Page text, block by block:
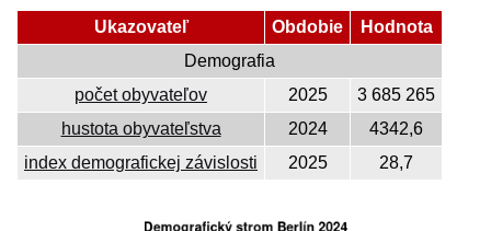
Ukazovateľ Obdobie
Hodnota
Demografia
počet obyvateľov
2025
3 685 265
hustota obyvateľstva
2024
4342,6
index demografickej závislosti
2025 28,7